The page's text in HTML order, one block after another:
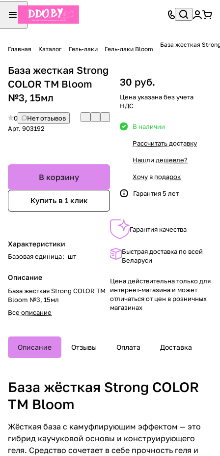
Главная Каталог Гель-лаки Гель-лаки Bloom
База жесткая
База жесткая Strong
COLOR TM Bloom
№3, 15мл
0
Нет отзывов
Арт. 903192
В корзину
Купить в 1 клик
Характеристики
Базовая единица: шт
Описание
База жесткая Strong COLOR TM
Bloom №3, 15мл
Все описание
30 руб.
Цена указана без учета
НДС
В наличии
Рассчитать доставку
Нашли дешевле?
Хочу в подарок
Гарантия 5 лет
Гарантия качества
Быстрая доставка по всей
Беларуси
Цена действительна только для
интернет-магазина и может
отличаться от цен в розничных
магазинах
Описание Отзывы Оплата Доставка
База жёсткая Strong COLOR
TM Bloom
Жёсткая база с камуфлирующим эффектом — это
гибрид каучуковой основы и конструирующего
геля. Средство сочетает в себе прочность геля и